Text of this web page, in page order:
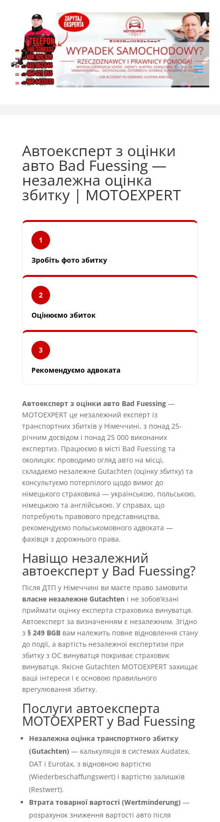
Автоексперт з оцінки
авто Bad Fuessing —
незалежна оцінка
збитку | MOTOEXPERT
1
Зробіть фото збитку
2
Оцінюємо збиток
3
Рекомендуємо адвоката
Автоексперт з оцінки авто Bad Fuessing—
MOTOEXPERT це незалежний експерт із
транспортних збитків у Німеччині, з понад 25-
річним досвідом і понад 25 000 виконаних
експертиз. Працюємо в місті Bad Fuessing та
околицях: проводимо огляд авто на місці,
складаємо незалежне Gutachten (оцінку збитку) та
консультуємо потерпілого щодо вимог до
німецького страховика — українською, польською,
німецькою та англійською. У справах, що
потребують правового представництва,
рекомендуємо польськомовного адвоката —
фахівця з дорожнього права.
Навіщо незалежний
автоексперт у Bad Fuessing?
Після ДТП у Німеччині ви маєте право замовити
власне незалежне Gutachtenі не зобовʼязані
приймати оцінку експерта страховика винуватця.
Автоексперт за визначенням є незалежним. Згідно
з § 249 BGBвам належить повне відновлення стану
до події, а вартість незалежної експертизи при
збитку з OC винуватця покриває страховик
винуватця. Якісне Gutachten MOTOEXPERT захищає
ваші інтереси і є основою правильного
врегулювання збитку.
Послуги автоексперта
MOTOEXPERT у Bad Fuessing
Незалежна оцінка транспортного збитку
(Gutachten) — калькуляція в системах Audatex,
DAT і Eurotax, з відновною вартістю
(Wiederbeschaffungswert) і вартістю залишків
(Restwert).
Втрата товарної вартості (Wertminderung) —
розрахунок зниження вартості авто після